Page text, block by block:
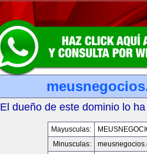
El dueño de este dominio lo
Mayusculas:
Minusculas: